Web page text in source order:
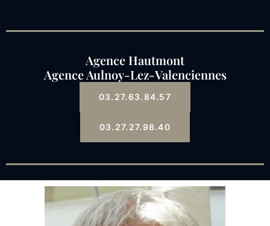
Agence Hautmont
Agence Aulnoy-Lez-Valenciennes
03.27.63.84.57
03.27.27.98.40